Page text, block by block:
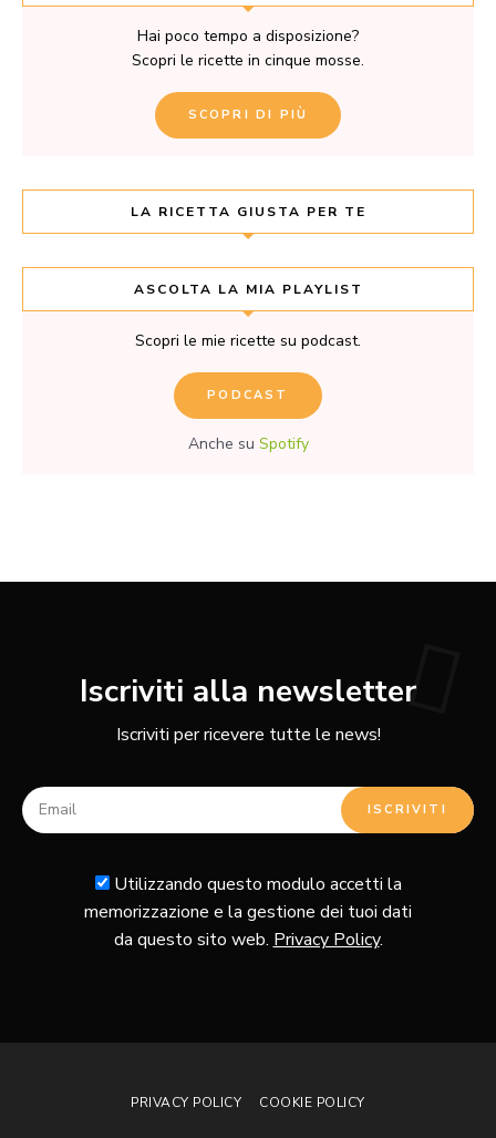
Hai poco tempo a disposizione?
Scopri le ricette in cinque mosse.
SCOPRI DI PIÙ
LA RICETTA GIUSTA PER TE
ASCOLTA LA MIA PLAYLIST
Scopri le mie ricette su podcast.
PODCAST
Anche su Spotify
Iscriviti alla newsletter
Iscriviti per ricevere tutte le news!
Utilizzando questo modulo accetti la
memorizzazione e la gestione dei tuoi dati
da questo sito web. Privacy Policy.
PRIVACY POLICY COOKIE POLICY